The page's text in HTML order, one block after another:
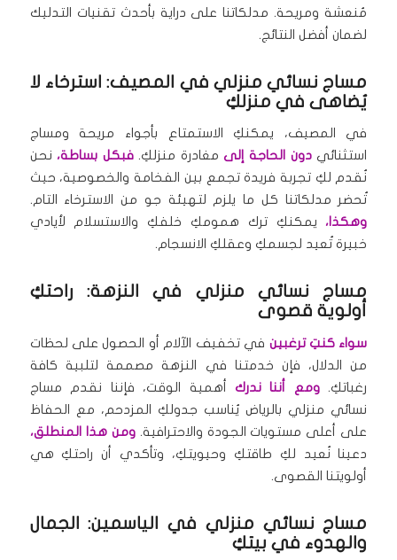
مُنعشة ومريحة. مدلكاتنا على دراية بأحدث تقنيات التدليك
لضمان أفضل النتائج.
مساج نسائي منزلي في المصيف: استرخاء لا
يُضاهى في منزلكِ
في المصيف، يمكنكِ الاستمتاع بأجواء مريحة ومساج
استثنائيدون الحاجة إلىمغادرة منزلكِ.فبكل بساطة،نحن
نُقدم لكِ تجربة فريدة تجمع بين الفخامة والخصوصية، حيث
تُحضر مدلكاتنا كل ما يلزم لتهيئة جو من الاسترخاء التام.
وهكذا،يمكنكِ ترك همومكِ خلفكِ والاستسلام لأيادي
خبيرة تُعيد لجسمكِ وعقلكِ الانسجام.
مساج نسائي منزلي في النزهة: راحتكِ
أولوية قصوى
سواء كنتِ ترغبين في تخفيف الآلام أو الحصول على لحظات
من الدلال، فإن خدمتنا في النزهة مصممة لتلبية كافة
رغباتكِ.ومع أننا ندرك أهمية الوقت، فإننا نقدم مساج
نسائي منزلي بالرياض يُناسب جدولكِ المزدحم، مع الحفاظ
على أعلى مستويات الجودة والاحترافية.ومن هذا المنطلق،
دعينا نُعيد لكِ طاقتكِ وحيويتكِ، وتأكدي أن راحتكِ هي
أولويتنا القصوى.
مساج نسائي منزلي في الياسمين: الجمال
والهدوء في بيتكِ